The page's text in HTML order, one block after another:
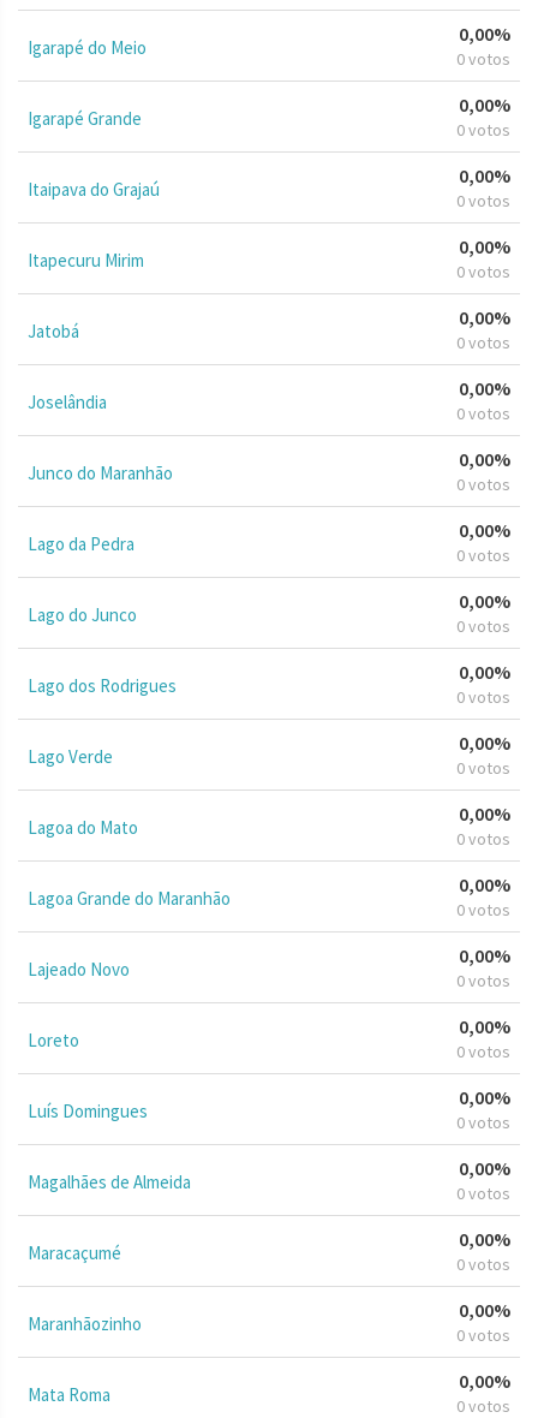
Igarapé do Meio
0,00%
0 votos
Igarapé Grande
0,00%
0 votos
Itaipava do Grajaú
0,00%
0 votos
Itapecuru Mirim
0,00%
0 votos
Jatobá
0,00%
0 votos
Joselândia
0,00%
0 votos
Junco do Maranhão
0,00%
0 votos
Lago da Pedra
0,00%
0 votos
Lago do Junco
0,00%
0 votos
Lago dos Rodrigues
0,00%
0 votos
Lago Verde
0,00%
0 votos
Lagoa do Mato
0,00%
0 votos
Lagoa Grande do Maranhão
0,00%
0 votos
Lajeado Novo
0,00%
0 votos
Loreto
0,00%
0 votos
Luís Domingues
0,00%
0 votos
Magalhães de Almeida
0,00%
0 votos
Maracaçumé
0,00%
0 votos
Maranhãozinho
0,00%
0 votos
Mata Roma
0,00%
0 votos